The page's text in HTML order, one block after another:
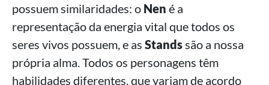
possuem similaridades: o Nen é a
representação da energia vital que todos os
seres vivos possuem, e as Standssão a nossa
própria alma. Todos os personagens têm
habilidades diferentes, que variam de acordo